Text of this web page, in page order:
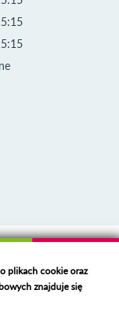
plikach cookie oraz
znajduje się